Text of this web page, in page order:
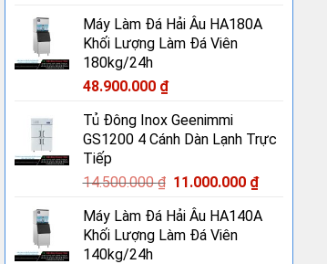
Máy Làm Đá Hải Âu HA180A
Khối Lượng Làm Đá Viên
180kg/24h
48.900.000 ₫
Tủ Đông Inox Geenimmi
GS1200 4 Cánh Dàn Lạnh Trực
Tiếp
14.500.000₫ Giá
là:
14.500.000 ₫.
11.000.000 ₫Giá
tại
Máy Làm Đá Hải Âu HA140A
Khối Lượng Làm Đá Viên
140kg/24h